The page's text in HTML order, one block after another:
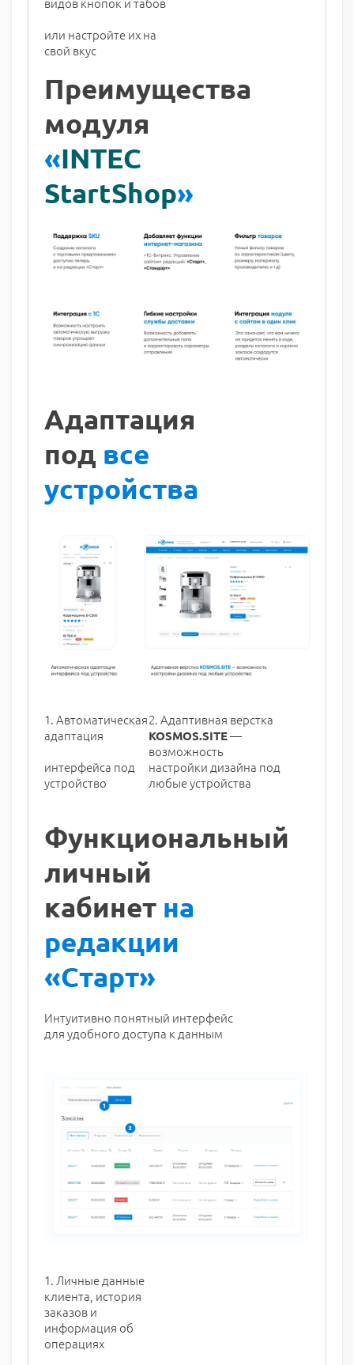
или настройте их на
свой вкус
Преимущества
модуля
«INTEC
StartShop»
Адаптация
под все
устройства
1. Автоматическая
адаптация
интерфейса под
устройство
2. Адаптивная верстка
KOSMOS.SITE—
возможность
настройки дизайна под
любые устройства
Функциональный
личный
кабинет на
редакции
«Старт»
Интуитивно понятный интерфейс
для удобного доступа к данным
1. Личные данные
клиента, история
заказов и
информация об
операциях